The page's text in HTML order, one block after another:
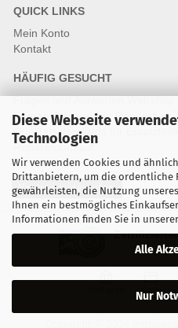
Diese Webseite
Technologien
Wir verwenden Cookies und
Drittanbietern, um die ordentliche
gewährleisten, die Nutzung
Ihnen ein bestmögliches
Informationen finden Sie in unserer
Alle
Nur
QUICK LINKS
Mein Konto
Kontakt
HÄUFIG GESUCHT
Fragen und Antworten Webshop
Fragen & Antworten Reparatur
Qualitätsstandards für Ersatzteile
Reparaturablauf
Vertrag widerrufen